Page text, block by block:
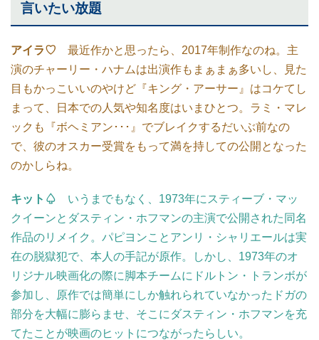
言いたい放題
アイラ♡ 最近作かと思ったら、2017年制作なのね。主
演のチャーリー・ハナムは出演作もまぁまぁ多いし、見た
目もかっこいいのやけど『キング・アーサー』はコケてし
まって、日本での人気や知名度はいまひとつ。ラミ・マレ
ックも『ボヘミアン･･･』でブレイクするだいぶ前なの
で、彼のオスカー受賞をもって満を持しての公開となった
のかしらね。
キット♤ いうまでもなく、1973年にスティーブ・マッ
クイーンとダスティン・ホフマンの主演で公開された同名
作品のリメイク。パピヨンことアンリ・シャリエールは実
在の脱獄犯で、本人の手記が原作。しかし、1973年のオ
リジナル映画化の際に脚本チームにドルトン・トランボが
参加し、原作では簡単にしか触れられていなかったドガの
部分を大幅に膨らませ、そこにダスティン・ホフマンを充
てたことが映画のヒットにつながったらしい。